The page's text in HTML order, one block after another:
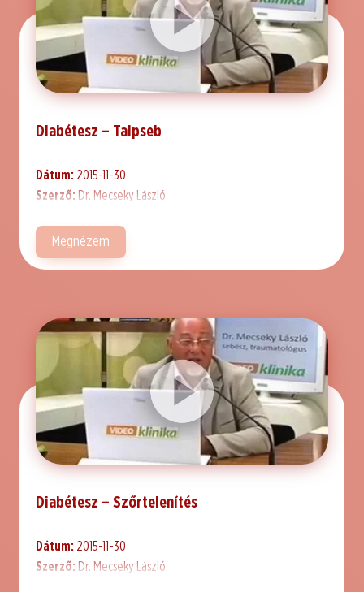
Diabétesz – Talpseb
Dátum: 2015-11-30
Szerző: Dr. Mecseky László
Megnézem
Diabétesz – Szőrtelenítés
Dátum: 2015-11-30
Szerző: Dr. Mecseky László